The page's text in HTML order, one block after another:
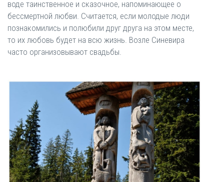
воде таинственное и сказочное, напоминающее о
бессмертной любви. Считается, если молодые люди
познакомились и полюбили друг друга на этом месте,
то их любовь будет на всю жизнь. Возле Синевира
часто организовывают свадьбы.